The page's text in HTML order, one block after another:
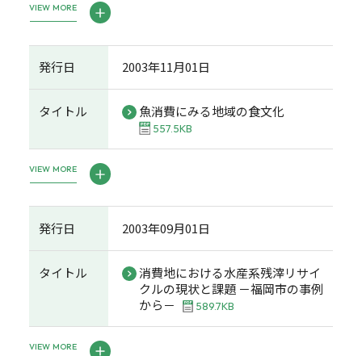
VIEW MORE
発行日 2003年11月01日
タイトル 魚消費にみる地域の食文化
557.5KB
VIEW MORE
発行日 2003年09月01日
タイトル
消費地における水産系残滓リサイ
クルの現状と課題 －福岡市の事例
から－
589.7KB
VIEW MORE